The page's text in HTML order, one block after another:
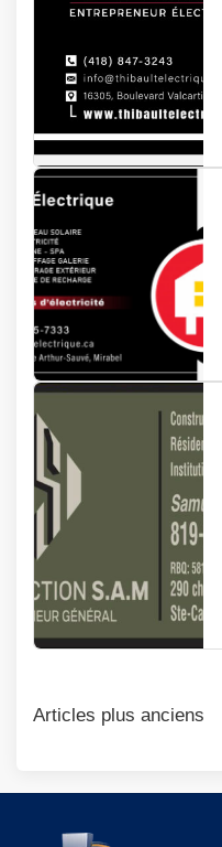
Navigation
Articles plus anciens